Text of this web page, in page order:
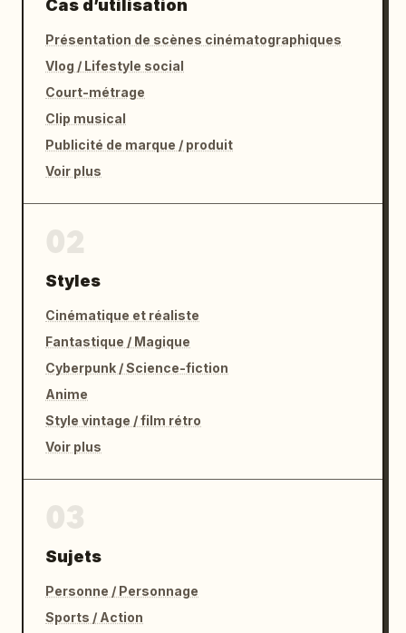
Cas d’utilisation
Présentation de scènes cinématographiques
Vlog / Lifestyle social
Court-métrage
Clip musical
Publicité de marque / produit
Voir plus
Styles
Cinématique et réaliste
Fantastique / Magique
Cyberpunk / Science-fiction
Anime
Style vintage / film rétro
Voir plus
Sujets
Personne / Personnage
Sports / Action